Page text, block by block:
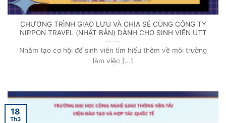
CHƯƠNG TRÌNH GIAO LƯU VÀ CHIA SẺ CÙNG CÔNG TY
NIPPON TRAVEL (NHẬT BẢN) DÀNH CHO SINH VIÊN UTT
Nhằm tạo cơ hội để sinh viên tìm hiểu thêm về môi trường
làm việc [...]
18
Th3